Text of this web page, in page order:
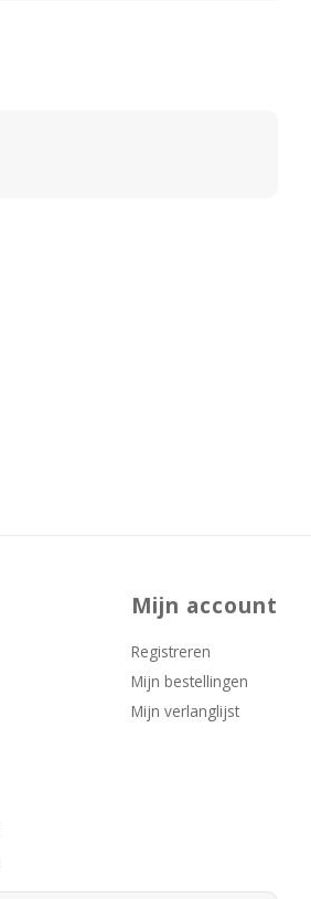
Mijn account
Registreren
Mijn bestellingen
Mijn verlanglijst